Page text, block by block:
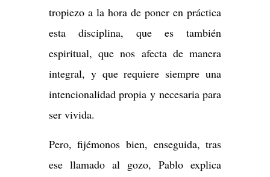
tropiezo a la hora de poner en práctica
esta disciplina, que es también
espiritual, que nos afecta de manera
integral, y que requiere siempre una
intencionalidad propia y necesaria para
ser vivida.
Pero, fijémonos bien, enseguida, tras
ese llamado al gozo, Pablo explica